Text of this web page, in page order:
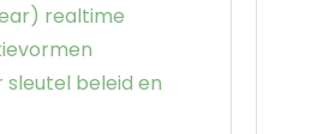
realtime
sleutel beleid en